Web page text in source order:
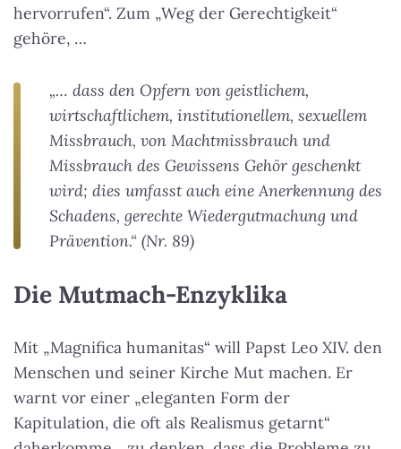
hervorrufen“. Zum „Weg der Gerechtigkeit“
gehöre, …
„… dass den Opfern von geistlichem,
wirtschaftlichem, institutionellem, sexuellem
Missbrauch, von Machtmissbrauch und
Missbrauch des Gewissens Gehör geschenkt
wird; dies umfasst auch eine Anerkennung des
Schadens, gerechte Wiedergutmachung und
Prävention.“ (Nr. 89)
Die Mutmach-Enzyklika
Mit „Magnifica humanitas“ will Papst Leo XIV. den
Menschen und seiner Kirche Mut machen. Er
warnt vor einer „eleganten Form der
Kapitulation, die oft als Realismus getarnt“